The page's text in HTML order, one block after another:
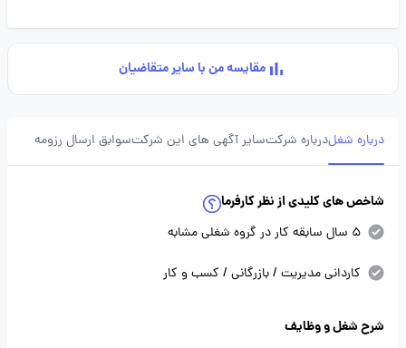
مقایسه من با سایر متقاضیان
درباره شغلدرباره شرکتسایر آگهی های این شرکتسوابق ارسال رزومه
شاخص های کلیدی از نظر کارفرما
5 سال سابقه کار در گروه شغلی مشابه
کاردانی مدیریت / بازرگانی / کسب و کار
شرح شغل و وظایف